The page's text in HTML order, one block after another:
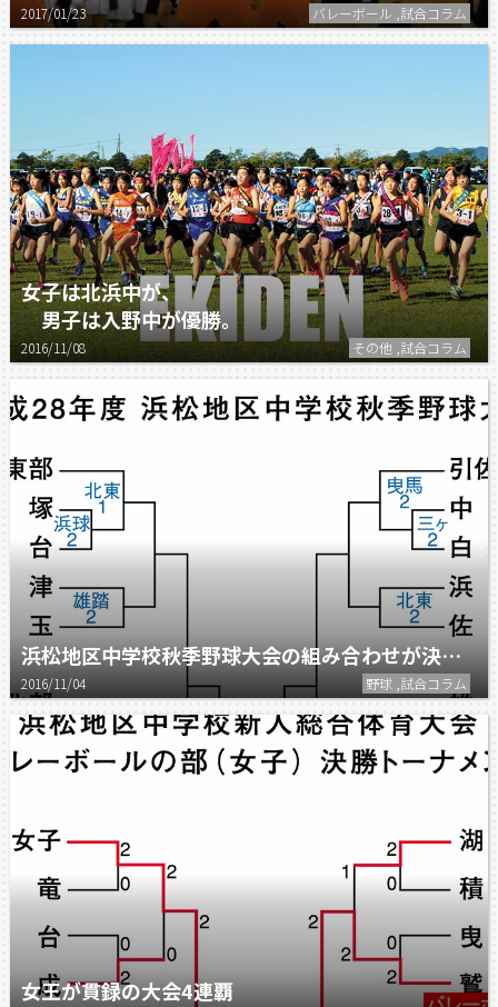
2017/01/23 バレーボール ,試合コラム
女子は北浜中が、
男子は入野中が優勝。
2016/11/08 その他 ,試合コラム
浜松地区中学校秋季野球大会の組み合わせが決まる。
2016/11/04 野球 ,試合コラム
女王が貫録の大会4連覇